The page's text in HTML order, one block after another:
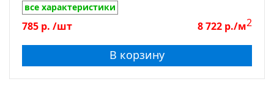
все характеристики
785 р. /шт 8 722 р./м2
В корзину